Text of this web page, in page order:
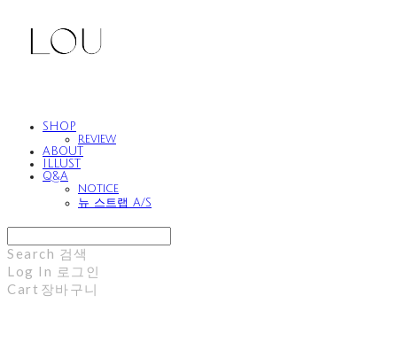
SHOP
review
ABOUT
ILLUST
Q&A
notice
뉴 스트랩 A/S
Search 검색
Log In 로그인
Cart 장바구니